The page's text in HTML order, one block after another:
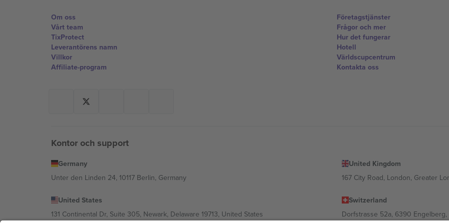
Om oss
Vårt team
TixProtect
Leverantörens namn
Villkor
Affiliate-program
Företagstjänster
Frågor och mer
Hur det fungerar
Hotell
Världscupcentrum
Kontakta oss
Kontor och support
Germany
Unter den Linden 24, 10117 Berlin, Germany
United Kingdom
167 City Road, London, Greater
United States
131 Continental Dr, Suite 305, Newark, Delaware 19713, United States
Switzerland
Dorfstrasse 52a, 6390 Engelberg,